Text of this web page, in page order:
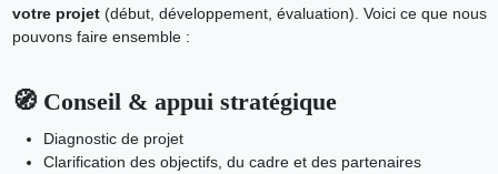
votre projet(début, développement, évaluation). Voici ce que nous
pouvons faire ensemble :
🧭 Conseil & appui stratégique
Diagnostic de projet
Clarification des objectifs, du cadre et des partenaires